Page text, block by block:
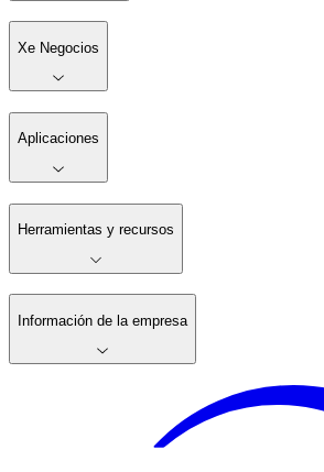
Xe Negocios
Aplicaciones
Herramientas y recursos
Información de la empresa